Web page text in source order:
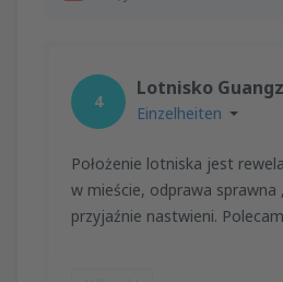
4
Lotnisko
Einzelheiten
Położenie lotniska jest
w mieście, odprawa sprawna
przyjaźnie nastwieni.